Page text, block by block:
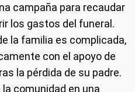
campaña para recaudar
los gastos del funeral.
la familia es complicada,
con el apoyo de
la pérdida de su padre.
comunidad en una